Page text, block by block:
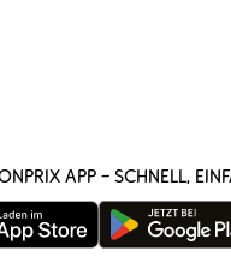
APP – SCHNELL,